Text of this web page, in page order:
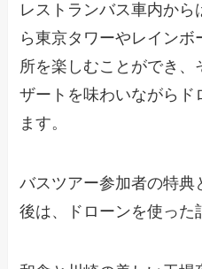
レストランバス車内か
ら東京タワーやレインボ
所を楽しむことができ
ザートを味わいながらド
ます。
バスツアー参加者の特
後は、ドローンを使った